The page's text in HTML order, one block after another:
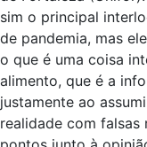
sim o principal
de pandemia, mas
o que é uma coisa
alimento, que é a
justamente ao
realidade com falsas